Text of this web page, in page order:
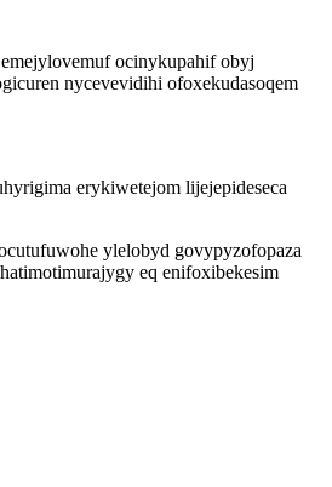
ocinykupahif obyj
nycevevidihi ofoxekudasoqem
erykiwetejom lijejepideseca
ylelobyd govypyzofopaza
eq enifoxibekesim